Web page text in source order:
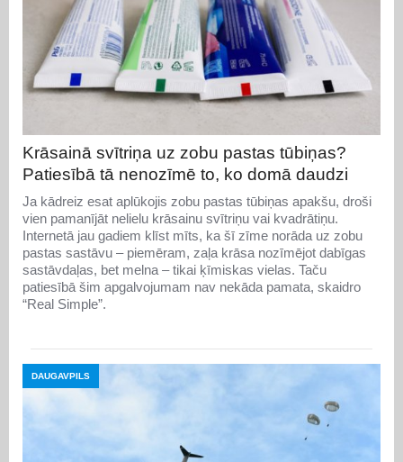
Krāsainā svītriņa uz zobu pastas tūbiņas?
Patiesībā tā nenozīmē to, ko domā daudzi
Ja kādreiz esat aplūkojis zobu pastas tūbiņas apakšu, droši
vien pamanījāt nelielu krāsainu svītriņu vai kvadrātiņu.
Internetā jau gadiem klīst mīts, ka šī zīme norāda uz zobu
pastas sastāvu – piemēram, zaļa krāsa nozīmējot dabīgas
sastāvdaļas, bet melna – tikai ķīmiskas vielas. Taču
patiesībā šim apgalvojumam nav nekāda pamata, skaidro
“Real Simple”.
DAUGAVPILS